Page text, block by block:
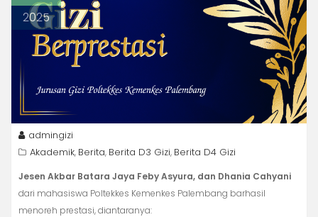
2025
admingizi
Akademik, Berita, Berita D3 Gizi, Berita D4 Gizi
Jesen Akbar Batara Jaya Feby Asyura, dan Dhania Cahyani
dari mahasiswa Poltekkes Kemenkes Palembang barhasil
menoreh prestasi, diantaranya: